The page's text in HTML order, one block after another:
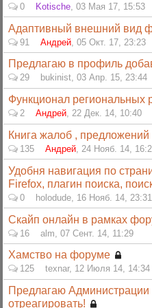
0 Kotische, 03 Мая 17, 15:53
Адаптивный внешний вид
91 Андрей, 05 Окт. 17, 23:23
Предлагаю в профиль
29 bukinist, 03 Апр. 15, 23:44
Функционал региональных
2 Андрей, 22 Дек. 14, 10:40
Книга жалоб , предложений
135 Андрей, 24 Нояб. 14,
Удобня навигация по
Firefox, плагин поиска,
0 holodude, 16 Нояб. 14, 23:31
Скайп онлайн в рамках
16 alm 07 Сент. 14, 11:29
Хамство на форуме
125 texnar, 12 Июля 14, 14:34
Предлагаю
отреагировать!